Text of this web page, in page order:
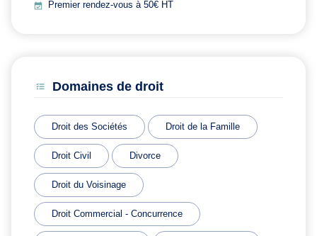
Premier rendez-vous à 50€ HT
Domaines de droit
Droit des Sociétés Droit de la Famille
Droit Civil Divorce
Droit du Voisinage
Droit Commercial - Concurrence